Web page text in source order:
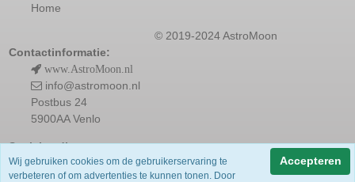
Home
© 2019-2024 AstroMoon
Contactinformatie:
www.AstroMoon.nl
info@astromoon.nl
Postbus 24
5900AA Venlo
Socialmedia:
Wij gebruiken cookies om de gebruikerservaring te
verbeteren of om advertenties te kunnen tonen. Door
Accepteren